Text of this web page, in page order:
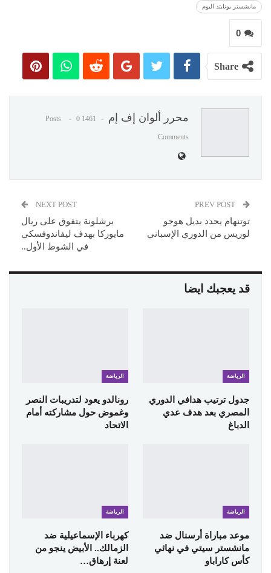
مانشستر يونايتد اليوم
0
Share
محرر ألوان إف إم 1461 Posts
0
Comments
توتنهام يحدد بديل هوجو
لوريس من الدوري الإسباني
NEXT POST
برشلونة يتفوق على ريال
مايوركا بهدف ليفاندوفسكي
في الشوط الأول..
قد يعجبك ايضا
الرياضة
جدول ترتيب هدافي الدوري
المصري بعد هدف عدي
الدباغ
الرياضة
رونالدو يعود لتدريبات النصر
وغموض حول مشاركته أمام
الاتحاد
الرياضة
موعد مباراة أرسنال ضد
مانشستر سيتي في نهائي
كأس كاراباو
الرياضة
كهرباء الإسماعيلية ضد
الزمالك.. الأبيض ينجو من
لعنة إرهاق…